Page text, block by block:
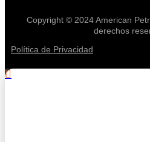
Copyright © 2024 American
derechos
Política de Privacidad